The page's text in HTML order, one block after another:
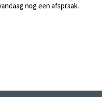
nog een afspraak.